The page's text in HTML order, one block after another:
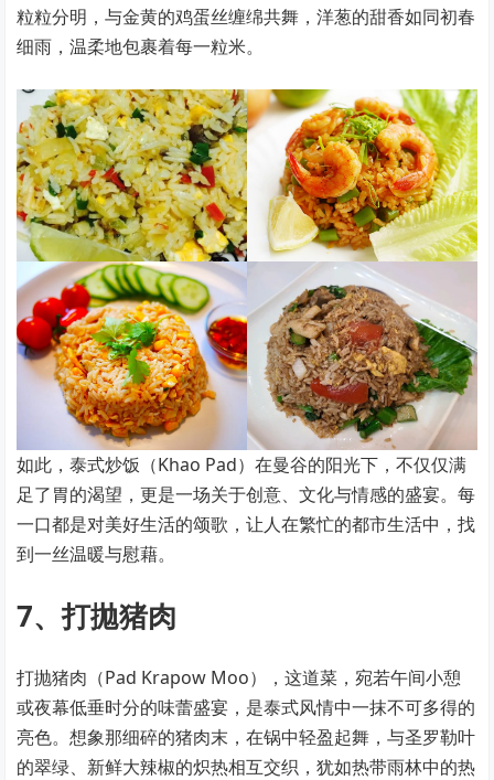
粒粒分明，与金黄的鸡蛋丝缠绵共舞，洋葱的甜香如同初春
细雨，温柔地包裹着每一粒米。
如此，泰式炒饭（Khao Pad）在曼谷的阳光下，不仅仅满
足了胃的渴望，更是一场关于创意、文化与情感的盛宴。每
一口都是对美好生活的颂歌，让人在繁忙的都市生活中，找
到一丝温暖与慰藉。
7、打拋猪肉
打抛猪肉（Pad Krapow Moo），这道菜，宛若午间小憩
或夜幕低垂时分的味蕾盛宴，是泰式风情中一抹不可多得的
亮色。想象那细碎的猪肉末，在锅中轻盈起舞，与圣罗勒叶
的翠绿、新鲜大辣椒的炽热相互交织，犹如热带雨林中的热